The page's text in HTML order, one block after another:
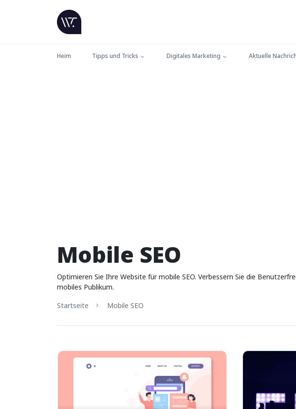
Heim Tipps und Tricks Digitales Marketing Aktuelle
Mobile SEO
Optimieren Sie Ihre Website für mobile SEO. Verbessern Sie die
mobiles Publikum.
Startseite
Mobile SEO